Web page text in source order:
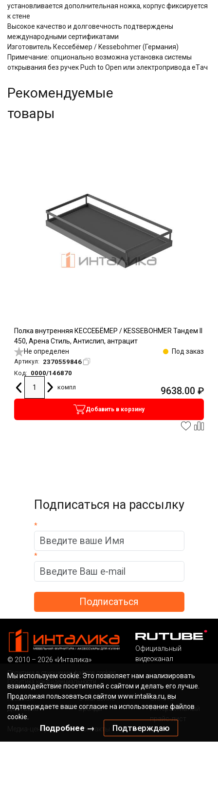
установливается дополнительная ножка, корпус фиксируется
к стене
Высокое качество и долговечность подтверждены
международными сертификатами
Изготовитель Кессебёмер / Kessebohmer (Германия)
Примечание: опционально возможна установка системы
открывания без ручек Puch to Open или электропривода eTач
Рекомендуемые
товары
Полка внутренняя КЕССЕБЁМЕР / KESSEBOHMER Тандем II
450, Арена Стиль, Антислип, антрацит
Не определен
Под заказ
Артикул: 2370559846
Код:
0000/146870
компл
9638.00 ₽
Добавить в корзину
Подписаться на рассылку
*
*
Мы используем cookie. Это позволяет нам анализировать
взаимодействие посетителей с сайтом и делать его лучше.
Продолжая пользоваться сайтом www.intalika.ru, вы
подтверждаете ваше согласие на использование файлов
cookie.
Подробнее → Подтверждаю
© 2010 – 2026 «Инталика»
Политика в отношении файлов cookies
Политика конфиденциальности
Официальный
видеоканал
Главная О магазине
Оплата
Доставка
Бренды
Интерактивный
прайс-лист
Медиа-центр
Контакты